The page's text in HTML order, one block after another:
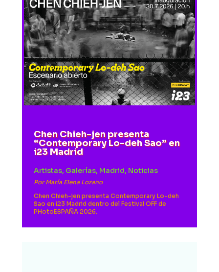
Chen Chieh-jen presenta
“Contemporary Lo-deh Sao” en
i23 Madrid
Artistas, Galerías, Madrid, Noticias
PorMaría Elena Lozano
Chen Chieh-jen presenta Contemporary Lo-deh
Sao en i23 Madrid dentro del Festival OFF de
PHotoESPAÑA 2026.